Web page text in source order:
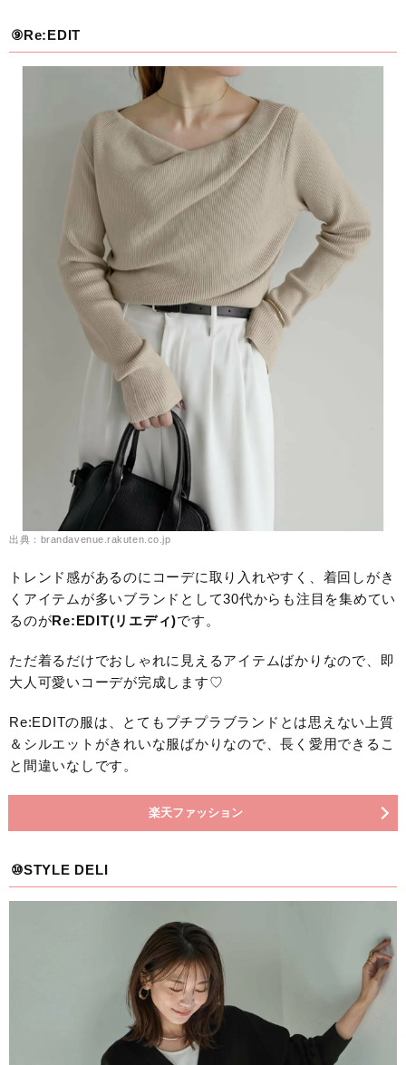
⑨Re:EDIT
出典：brandavenue.rakuten.co.jp
トレンド感があるのにコーデに取り入れやすく、着回しがき
くアイテムが多いブランドとして30代からも注目を集めてい
るのがRe:EDIT(リエディ)です。
ただ着るだけでおしゃれに見えるアイテムばかりなので、即
大人可愛いコーデが完成します♡
Re:EDITの服は、とてもプチプラブランドとは思えない上質
＆シルエットがきれいな服ばかりなので、長く愛用できるこ
と間違いなしです。
楽天ファッション
⑩STYLE DELI